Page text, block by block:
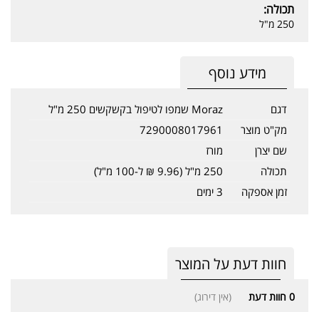
תכולה:
250 מ"ל
מידע נוסף
דגם
Moraz שמפו לטיפול בקשקשים 250 מ"ל
מק"ט מוצר
7290008017961
שם יצרן
מורז
תכולה
250 מ"ל (9.96 ₪ ל-100 מ"ל)
זמן אספקה
3 ימים
חוות דעת על המוצר
0 חוות דעת (אין דירוג)